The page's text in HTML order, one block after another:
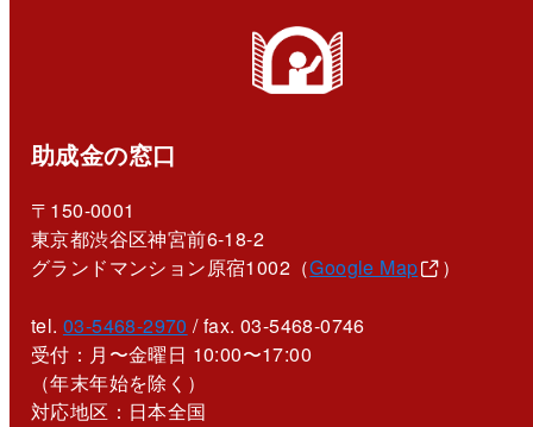
助成金の窓口
〒150-0001
東京都渋谷区神宮前6-18-2
グランドマンション原宿1002（Google Map ）
tel. 03-5468-2970 / fax. 03-5468-0746
受付：月〜金曜日 10:00〜17:00
（年末年始を除く）
対応地区：日本全国